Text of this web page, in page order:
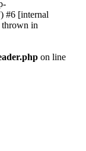
#6 [internal
in
on line